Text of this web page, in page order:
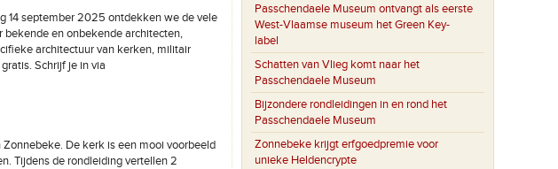
14 september 2025 ontdekken we de vele
bekende en onbekende architecten,
architectuur van kerken, militair
Schrijf je in via
De kerk is een mooi voorbeeld
Tijdens de rondleiding vertellen 2
Passchendaele Museum ontvangt als eerste
West-Vlaamse museum het Green Key-
label
Schatten van Vlieg komt naar het
Passchendaele Museum
Bijzondere rondleidingen in en rond het
Passchendaele Museum
Zonnebeke krijgt erfgoedpremie voor
unieke Heldencrypte